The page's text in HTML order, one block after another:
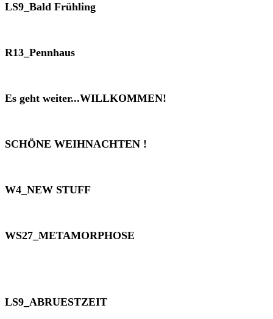
LS9_Bald Frühling
R13_Pennhaus
Es geht weiter...WILLKOMMEN!
SCHÖNE WEIHNACHTEN !
W4_NEW STUFF
WS27_METAMORPHOSE
LS9_ABRUESTZEIT